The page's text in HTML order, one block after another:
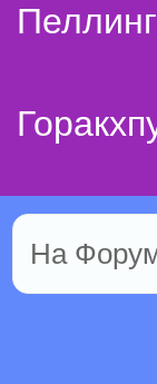
Пеллинг
На